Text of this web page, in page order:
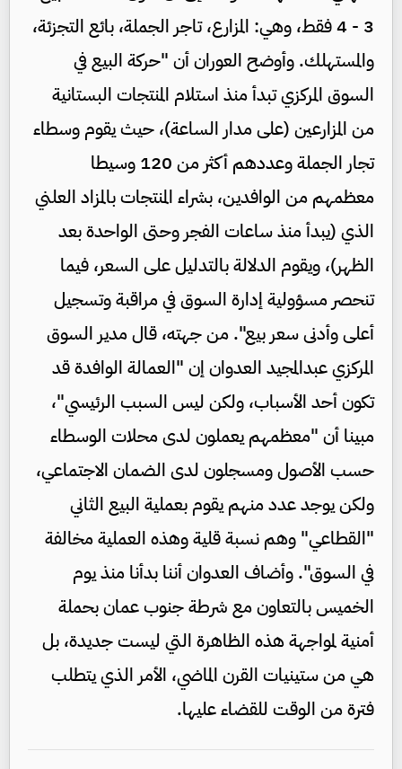
3 - 4 فقط، وهي: المزارع، تاجر الجملة، بائع التجزئة،
والمستهلك. وأوضح العوران أن "حركة البيع في
السوق المركزي تبدأ منذ استلام المنتجات البستانية
من المزارعين (على مدار الساعة)، حيث يقوم وسطاء
تجار الجملة وعددهم أكثر من 120 وسيطا
معظمهم من الوافدين، بشراء المنتجات بالمزاد العلني
الذي (يبدأ منذ ساعات الفجر وحتى الواحدة بعد
الظهر)، ويقوم الدلالة بالتدليل على السعر، فيما
تنحصر مسؤولية إدارة السوق في مراقبة وتسجيل
أعلى وأدنى سعر بيع". من جهته، قال مدير السوق
المركزي عبدالمجيد العدوان إن "العمالة الوافدة قد
تكون أحد الأسباب، ولكن ليس السبب الرئيسي"،
مبينا أن "معظمهم يعملون لدى محلات الوسطاء
حسب الأصول ومسجلون لدى الضمان الاجتماعي،
ولكن يوجد عدد منهم يقوم بعملية البيع الثاني
"القطاعي" وهم نسبة قلية وهذه العملية مخالفة
في السوق". وأضاف العدوان أننا بدأنا منذ يوم
الخميس بالتعاون مع شرطة جنوب عمان بحملة
أمنية لمواجهة هذه الظاهرة التي ليست جديدة، بل
هي من ستينيات القرن الماضي، الأمر الذي يتطلب
فترة من الوقت للقضاء عليها.